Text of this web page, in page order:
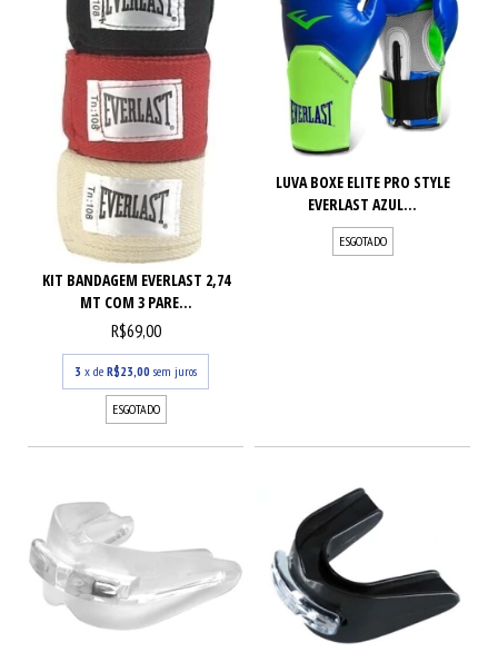
KIT BANDAGEM EVERLAST 2,74
MT COM 3 PARE...
R$69,00
3 x de R$23,00 sem juros
ESGOTADO
LUVA BOXE ELITE PRO STYLE
EVERLAST AZUL...
ESGOTADO